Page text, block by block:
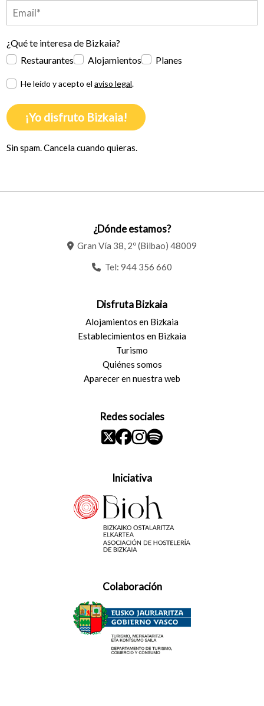
¿Qué te interesa de Bizkaia?
Restaurantes
Alojamientos Planes
He leído y acepto elaviso legal.
¡Yo disfruto Bizkaia!
Sin spam. Cancela cuando quieras.
¿Dónde estamos?
Gran Vía 38, 2º (Bilbao) 48009
Tel: 944 356 660
Disfruta Bizkaia
Alojamientos en Bizkaia
Establecimientos en Bizkaia
Turismo
Quiénes somos
Aparecer en nuestra web
Redes sociales
Iniciativa
Colaboración